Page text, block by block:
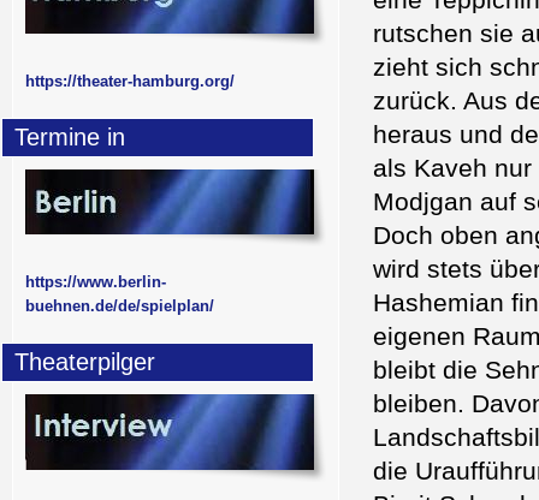
rutschen sie
zieht sich
zurück. Aus
heraus und
als Kaveh
Modjgan auf
Doch oben
wird stets
Hashemian
eigenen
bleibt die
bleiben.
die
https://theater-hamburg.org/
Termine in
https://www.berlin-
buehnen.de/de/spielplan/
Theaterpilger